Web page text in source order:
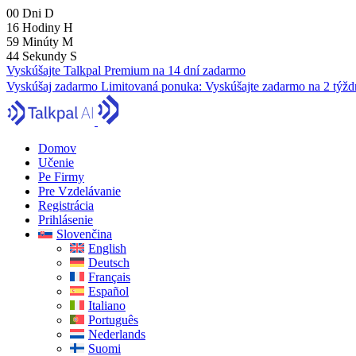
00 Dni D
16 Hodiny H
59 Minúty M
42 Sekundy S
Vyskúšajte Talkpal Premium na 14 dní zadarmo
Vyskúšaj zadarmo Limitovaná ponuka: Vyskúšajte zadarmo na 2
Domov
Učenie
Pe Firmy
Pre Vzdelávanie
Registrácia
Prihlásenie
Slovenčina
English
Deutsch
Français
Español
Italiano
Português
Nederlands
Suomi